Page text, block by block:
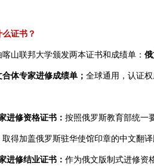
证书？
山联邦大学颁发两本证书和成绩单：
体专家进修成绩单； 全球通用，认证
进修资格证书： 按照俄罗斯教育部统一
得加盖俄罗斯驻华使馆印章的中文翻译
进修结业证书： 作为俄文版制式进修资